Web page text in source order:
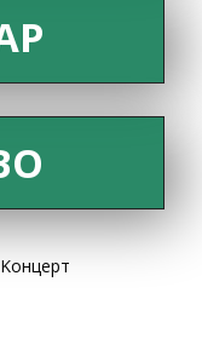
Kонцерт